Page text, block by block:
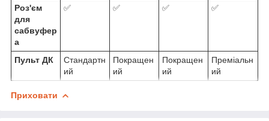
Роз'єм
для
сабвуфер
а
✅ ✅ ✅ ✅
Пульт ДК
Стандартн
ий
Покращен
ий
Покращен
ий
Преміальн
ий
Приховати